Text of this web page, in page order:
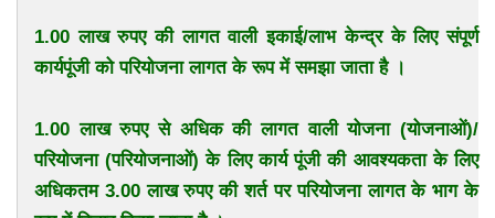
1.00 लाख रुपए की लागत वाली इकाई/लाभ केन्द्र के लिए संपूर्ण
कार्यपूंजी को परियोजना लागत के रूप में समझा जाता है ।
1.00 लाख रुपए से अधिक की लागत वाली योजना (योजनाओं)/
परियोजना (परियोजनाओं) के लिए कार्य पूंजी की आवश्यकता के लिए
अधिकतम 3.00 लाख रुपए की शर्त पर परियोजना लागत के भाग के